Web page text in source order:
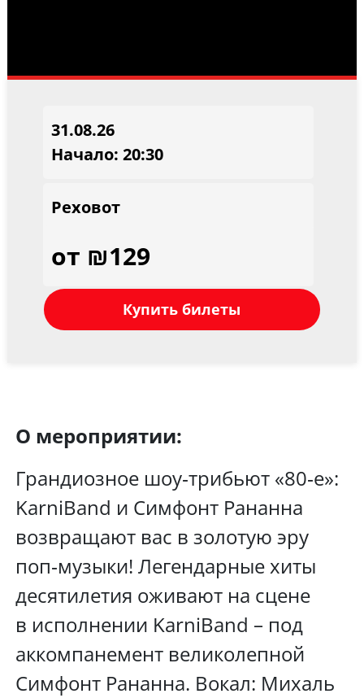
31.08.26
Начало: 20:30
Реховот
от ₪129
Купить билеты
О мероприятии:
Грандиозное шоу‑трибьют «80‑е»:
KarniBand и Симфонт Рананна
возвращают вас в золотую эру
поп‑музыки! Легендарные хиты
десятилетия оживают на сцене
в исполнении KarniBand – под
аккомпанемент великолепной
Симфонт Рананна. Вокал: Михаль